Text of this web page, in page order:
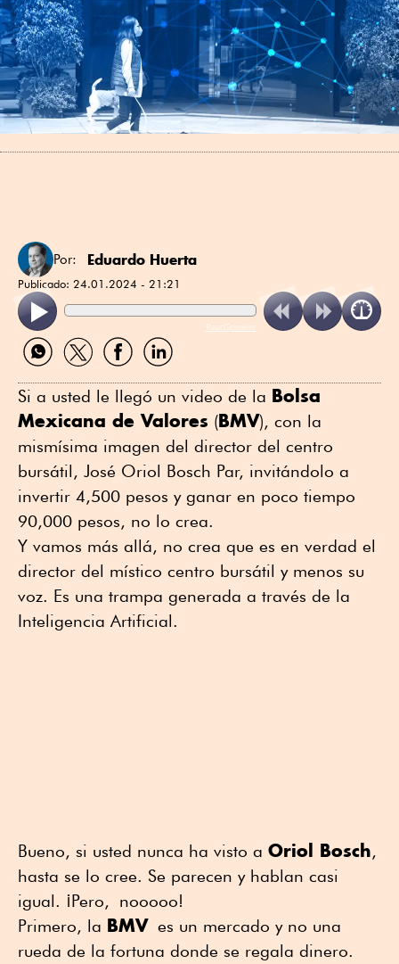
Por: Eduardo Huerta
Publicado: 24.01.2024 - 21:21
ReadSpeaker
Compartir
por
Compartir
por
Compartir
por
Compartir
por
Si a usted le llegó un video de la Bolsa
Mexicana de Valores (BMV), con la
mismísima imagen del director del centro
bursátil, José Oriol Bosch Par, invitándolo a
invertir 4,500 pesos y ganar en poco tiempo
90,000 pesos, no lo crea.
Y vamos más allá, no crea que es en verdad el
director del místico centro bursátil y menos su
voz. Es una trampa generada a través de la
Inteligencia Artificial.
Bueno, si usted nunca ha visto a Oriol Bosch,
hasta se lo cree. Se parecen y hablan casi
igual. ¡Pero, nooooo!
Primero, la BMVes un mercado y no una
rueda de la fortuna donde se regala dinero.